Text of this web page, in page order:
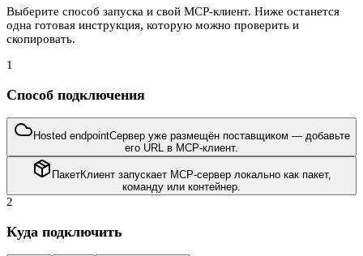
Выберите способ запуска и свой MCP-клиент. Ниже останется
одна готовая инструкция, которую можно проверить и
скопировать.
1
Способ подключения
Hosted endpointСервер уже размещён поставщиком — добавьте
его URL в MCP-клиент.
ПакетКлиент запускает MCP-сервер локально как пакет,
команду или контейнер.
2
Куда подключить